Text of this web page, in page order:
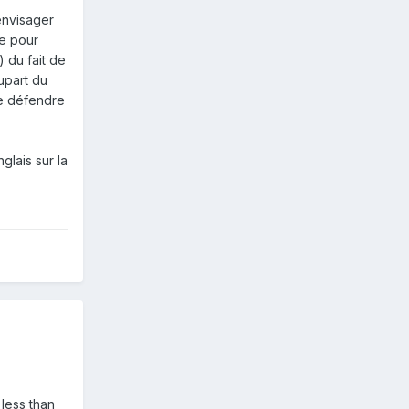
pour
du fait de
du
défendre
sur la
than